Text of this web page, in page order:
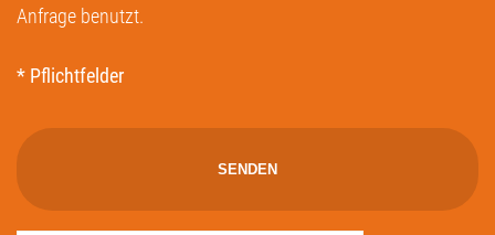
Anfrage benutzt.
* Pflichtfelder